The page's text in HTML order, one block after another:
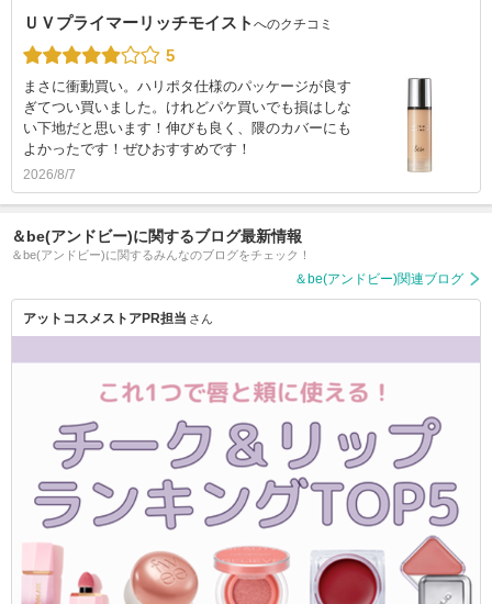
ＵＶプライマーリッチモイスト へのクチコミ
5
まさに衝動買い。ハリポタ仕様のパッケージが良す
ぎてつい買いました。けれどパケ買いでも損はしな
い下地だと思います！伸びも良く、隈のカバーにも
よかったです！ぜひおすすめです！
2026/8/7
＆be(アンドビー)に関するブログ最新情報
＆be(アンドビー)に関するみんなのブログをチェック！
＆be(アンドビー)関連ブログ
アットコスメストアPR担当 さん